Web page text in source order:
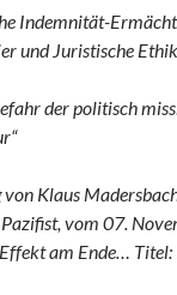
Indemnität-
und Juristische Ethik
der politisch
Klaus
vom 07.
am Ende…